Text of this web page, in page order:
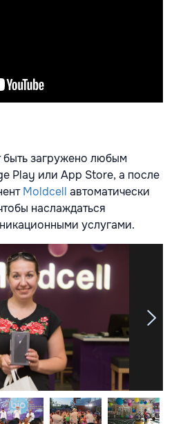
быть загружено любым
Play или App Store, а после
Moldcell автоматически
наслаждаться
услугами.